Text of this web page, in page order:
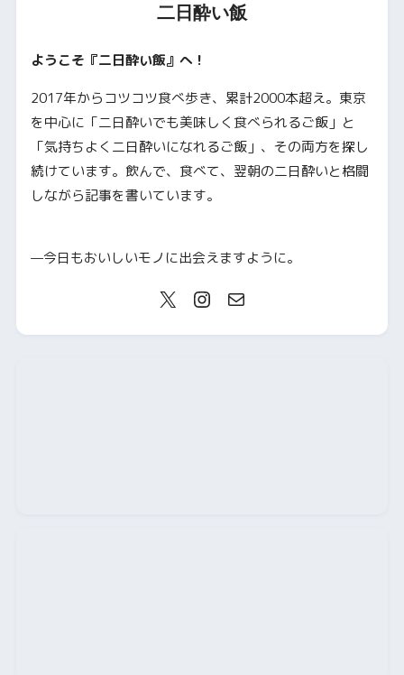
二日酔い飯
ようこそ『二日酔い飯』へ！
2017年からコツコツ食べ歩き、累計2000本超え。東京
を中心に「二日酔いでも美味しく食べられるご飯」と
「気持ちよく二日酔いになれるご飯」、その両方を探し
続けています。飲んで、食べて、翌朝の二日酔いと格闘
しながら記事を書いています。
—今日もおいしいモノに出会えますように。